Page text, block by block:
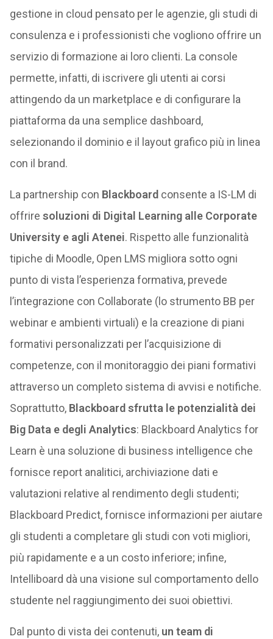
gestione in cloud pensato per le agenzie, gli studi di
consulenza e i professionisti che vogliono offrire un
servizio di formazione ai loro clienti. La console
permette, infatti, di iscrivere gli utenti ai corsi
attingendo da un marketplace e di configurare la
piattaforma da una semplice dashboard,
selezionando il dominio e il layout grafico più in linea
con il brand.
La partnership con Blackboard consente a IS-LM di
offrire soluzioni di Digital Learning alle Corporate
University e agli Atenei. Rispetto alle funzionalità
tipiche di Moodle, Open LMS migliora sotto ogni
punto di vista l’esperienza formativa, prevede
l’integrazione con Collaborate (lo strumento BB per
webinar e ambienti virtuali) e la creazione di piani
formativi personalizzati per l’acquisizione di
competenze, con il monitoraggio dei piani formativi
attraverso un completo sistema di avvisi e notifiche.
Soprattutto, Blackboard sfrutta le potenzialità dei
Big Data e degli Analytics: Blackboard Analytics for
Learn è una soluzione di business intelligence che
fornisce report analitici, archiviazione dati e
valutazioni relative al rendimento degli studenti;
Blackboard Predict, fornisce informazioni per aiutare
gli studenti a completare gli studi con voti migliori,
più rapidamente e a un costo inferiore; infine,
Intelliboard dà una visione sul comportamento dello
studente nel raggiungimento dei suoi obiettivi.
Dal punto di vista dei contenuti, un team di